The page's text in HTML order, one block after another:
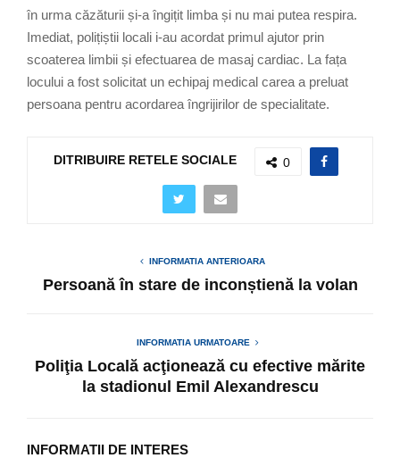
în urma căzăturii și-a îngițit limba și nu mai putea respira.
Imediat, polițiștii locali i-au acordat primul ajutor prin
scoaterea limbii și efectuarea de masaj cardiac. La fața
locului a fost solicitat un echipaj medical carea a preluat
persoana pentru acordarea îngrijirilor de specialitate.
DITRIBUIRE RETELE SOCIALE 0
INFORMATIA ANTERIOARA
Persoană în stare de inconștienă la volan
INFORMATIA URMATOARE
Poliţia Locală acţionează cu efective mărite
la stadionul Emil Alexandrescu
INFORMATII DE INTERES